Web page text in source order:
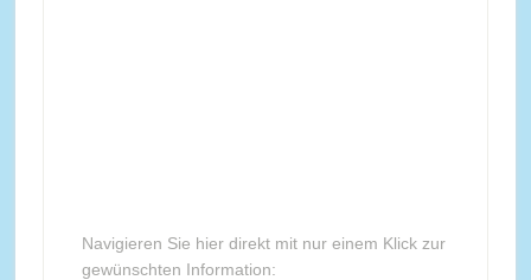
Navigieren Sie hier direkt mit nur einem Klick zur
gewünschten Information: